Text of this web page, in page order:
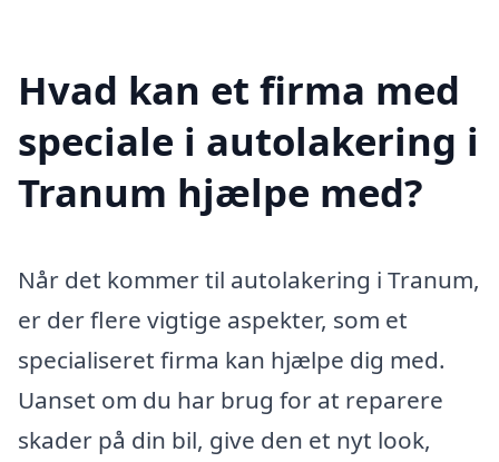
Hvad kan et firma med
speciale i autolakering i
Tranum hjælpe med?
Når det kommer til autolakering i Tranum,
er der flere vigtige aspekter, som et
specialiseret firma kan hjælpe dig med.
Uanset om du har brug for at reparere
skader på din bil, give den et nyt look,